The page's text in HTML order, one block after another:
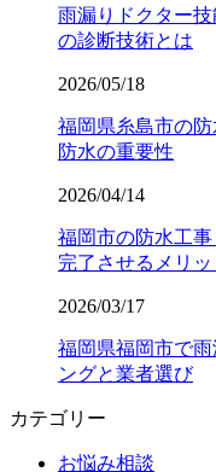
雨漏りドクター
の診断技術とは
2026/05/18
福岡県糸島市の
防水の重要性
2026/04/14
福岡市の防水工
完了させるメリッ
2026/03/17
福岡県福岡市で
ングと業者選び
カテゴリー
お悩み相談